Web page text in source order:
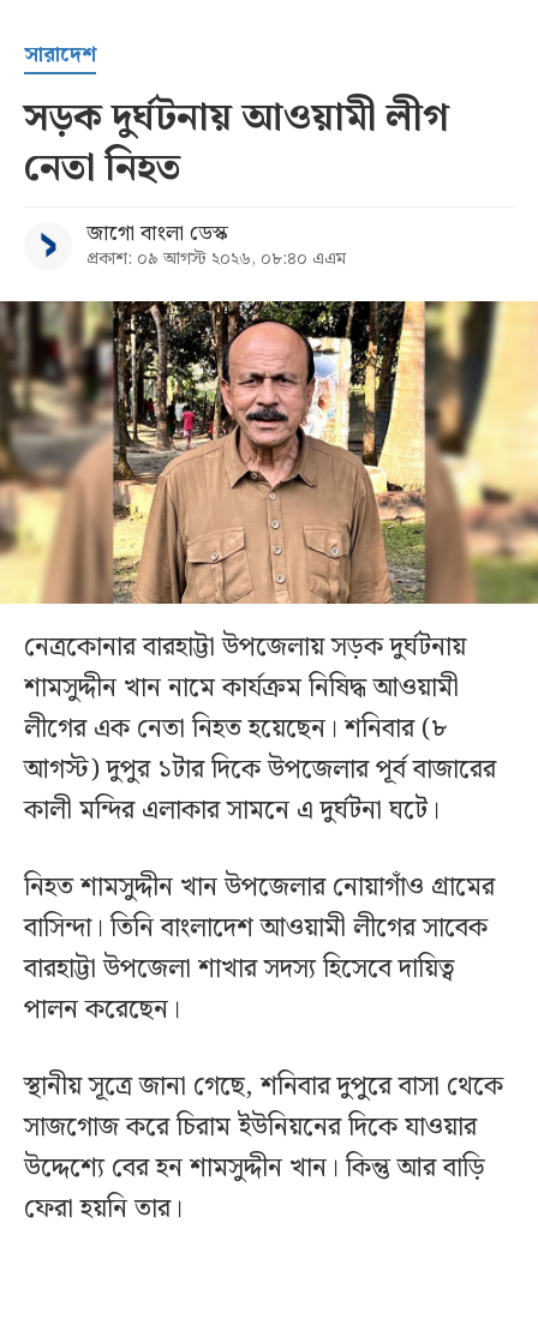
সারাদেশ
সড়ক দুর্ঘটনায় আওয়ামী লীগ
নেতা নিহত
জাগো বাংলা ডেস্ক
প্রকাশ: ০৯ আগস্ট ২০২৬, ০৮:৪০ এএম
নেত্রকোনার বারহাট্টা উপজেলায় সড়ক দুর্ঘটনায়
শামসুদ্দীন খান নামে কার্যক্রম নিষিদ্ধ আওয়ামী
লীগের এক নেতা নিহত হয়েছেন। শনিবার (৮
আগস্ট) দুপুর ১টার দিকে উপজেলার পূর্ব বাজারের
কালী মন্দির এলাকার সামনে এ দুর্ঘটনা ঘটে।
নিহত শামসুদ্দীন খান উপজেলার নোয়াগাঁও গ্রামের
বাসিন্দা। তিনি বাংলাদেশ আওয়ামী লীগের সাবেক
বারহাট্টা উপজেলা শাখার সদস্য হিসেবে দায়িত্ব
পালন করেছেন।
স্থানীয় সূত্রে জানা গেছে, শনিবার দুপুরে বাসা থেকে
সাজগোজ করে চিরাম ইউনিয়নের দিকে যাওয়ার
উদ্দেশ্যে বের হন শামসুদ্দীন খান। কিন্তু আর বাড়ি
ফেরা হয়নি তার।